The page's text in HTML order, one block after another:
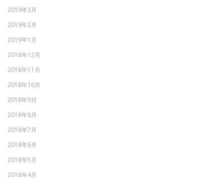
2019年3月
2019年2月
2019年1月
2018年12月
2018年11月
2018年10月
2018年9月
2018年8月
2018年7月
2018年6月
2018年5月
2018年4月